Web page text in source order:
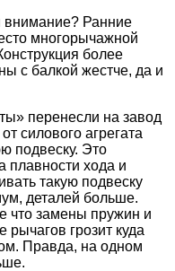
внимание? Ранние
многорычажной
более
с балкой жестче, да и
перенесли на завод
силового агрегата
подвеску. Это
плавности хода и
такую подвеску
деталей больше.
что замены пружин и
рычагов грозит куда
Правда, на одном